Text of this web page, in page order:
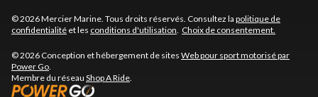
© 2026 Mercier Marine. Tous droits réservés. Consultez la politique de
confidentialité et les conditions d'utilisation. Choix de consentement.
© 2026 Conception et hébergement de sites Web pour sport motorisé par
Power Go.
Membre du réseau Shop A Ride.